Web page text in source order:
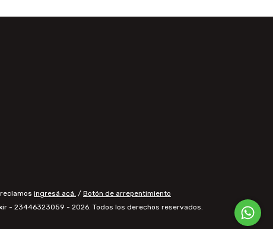
ingresá acá. / Botón de arrepentimiento
- 23446323059 - 2026. Todos los derechos reservados.